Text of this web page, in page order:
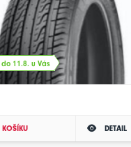
11.8. u Vás
KOŠÍKU DETAIL